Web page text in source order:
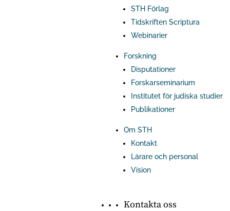
STH Förlag
Tidskriften Scriptura
Webinarier
Forskning
Disputationer
Forskarseminarium
Institutet för judiska studier
Publikationer
Om STH
Kontakt
Lärare och personal
Vision
Kontakta oss